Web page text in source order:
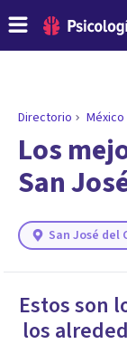
ENCONTRAR
Responde a
necesidades.
Directorio México
Los
San
San José del
Estos son
los